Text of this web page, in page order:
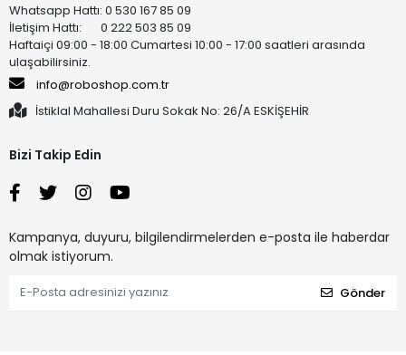
Whatsapp Hattı: 0 530 167 85 09
İletişim Hattı: 0 222 503 85 09
Haftaiçi 09:00 - 18:00 Cumartesi 10:00 - 17:00 saatleri arasında
ulaşabilirsiniz.
info@roboshop.com.tr
İstiklal Mahallesi Duru Sokak No: 26/A ESKİŞEHİR
Bizi Takip Edin
Kampanya, duyuru, bilgilendirmelerden e-posta ile haberdar
olmak istiyorum.
Gönder